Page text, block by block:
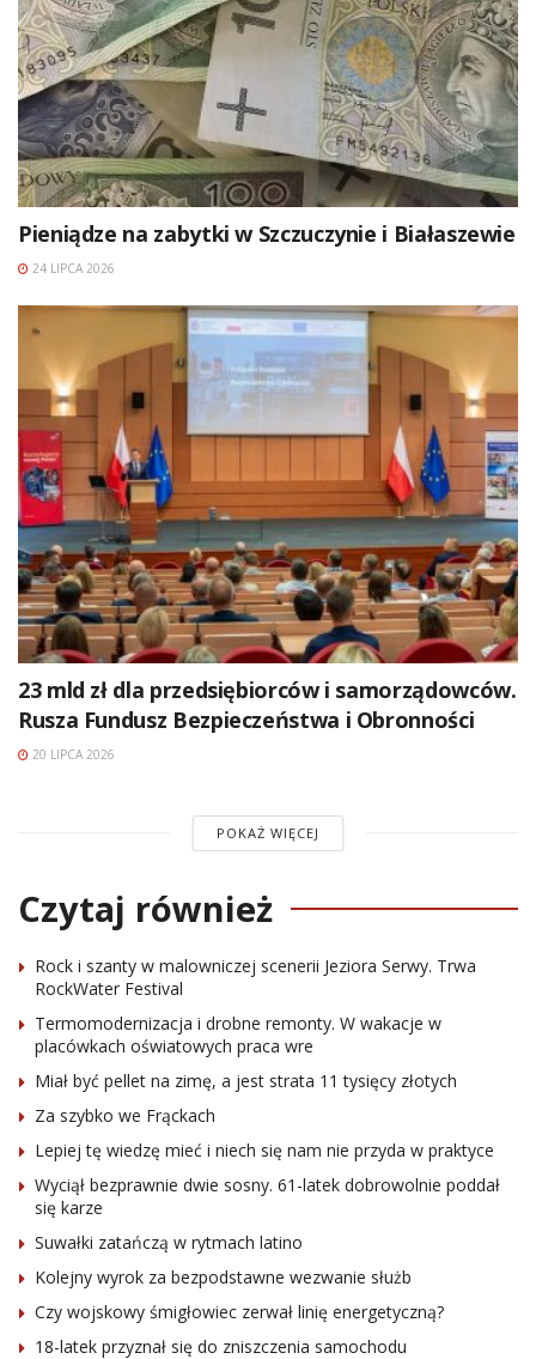
Pieniądze na zabytki w Szczuczynie i Białaszewie
24 LIPCA 2026
23 mld zł dla przedsiębiorców i samorządowców.
Rusza Fundusz Bezpieczeństwa i Obronności
20 LIPCA 2026
POKAŻ WIĘCEJ
Czytaj również
Rock i szanty w malowniczej scenerii Jeziora Serwy. Trwa
RockWater Festival
Termomodernizacja i drobne remonty. W wakacje w
placówkach oświatowych praca wre
Miał być pellet na zimę, a jest strata 11 tysięcy złotych
Za szybko we Frąckach
Lepiej tę wiedzę mieć i niech się nam nie przyda w praktyce
Wyciął bezprawnie dwie sosny. 61-latek dobrowolnie poddał
się karze
Suwałki zatańczą w rytmach latino
Kolejny wyrok za bezpodstawne wezwanie służb
Czy wojskowy śmigłowiec zerwał linię energetyczną?
18-latek przyznał się do zniszczenia samochodu